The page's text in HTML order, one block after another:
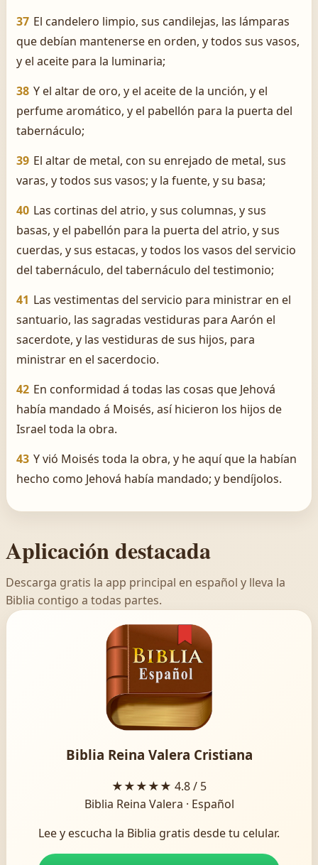
37 El candelero limpio, sus candilejas, las lámparas
que debían mantenerse en orden, y todos sus vasos,
y el aceite para la luminaria;
38 Y el altar de oro, y el aceite de la unción, y el
perfume aromático, y el pabellón para la puerta del
tabernáculo;
39 El altar de metal, con su enrejado de metal, sus
varas, y todos sus vasos; y la fuente, y su basa;
40 Las cortinas del atrio, y sus columnas, y sus
basas, y el pabellón para la puerta del atrio, y sus
cuerdas, y sus estacas, y todos los vasos del servicio
del tabernáculo, del tabernáculo del testimonio;
41 Las vestimentas del servicio para ministrar en el
santuario, las sagradas vestiduras para Aarón el
sacerdote, y las vestiduras de sus hijos, para
ministrar en el sacerdocio.
42 En conformidad á todas las cosas que Jehová
había mandado á Moisés, así hicieron los hijos de
Israel toda la obra.
43 Y vió Moisés toda la obra, y he aquí que la habían
hecho como Jehová había mandado; y bendíjolos.
Aplicación destacada
Descarga gratis la app principal en español y lleva la
Biblia contigo a todas partes.
Biblia Reina Valera Cristiana
★★★★★ 4.8 / 5
Biblia Reina Valera · Español
Lee y escucha la Biblia gratis desde tu celular.